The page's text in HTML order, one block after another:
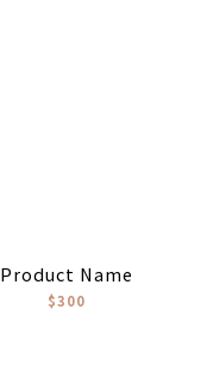
Product Name
$300